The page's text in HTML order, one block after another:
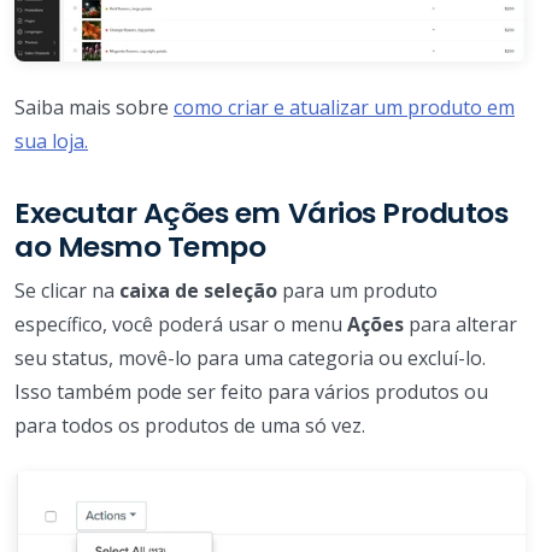
Saiba mais sobre como criar e atualizar um produto em
sua loja.
Executar Ações em Vários Produtos
ao Mesmo Tempo
Se clicar na caixa de seleção para um produto
específico, você poderá usar o menu Ações para alterar
seu status, movê-lo para uma categoria ou excluí-lo.
Isso também pode ser feito para vários produtos ou
para todos os produtos de uma só vez.